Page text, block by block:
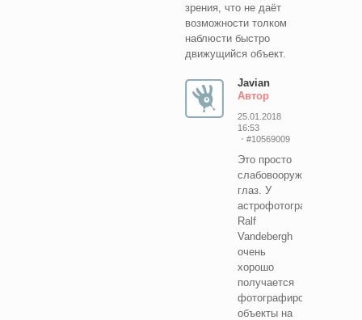
зрения, что не даёт
возможности толком
наблюсти быстро
движущийся объект.
Javian
Автор
25.01.2018
16:53
#10569009
Это просто
слабовооруженный
глаз. У
астрофотографа
Ralf
Vandebergh
очень
хорошо
получается
фотографировать
объекты на